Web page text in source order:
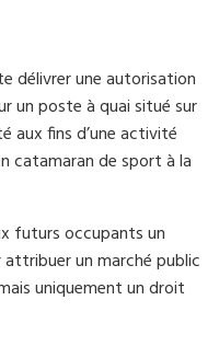
délivrer une autorisation
un poste à quai situé sur
aux fins d’une activité
catamaran de sport à la
futurs occupants un
un marché public
uniquement un droit